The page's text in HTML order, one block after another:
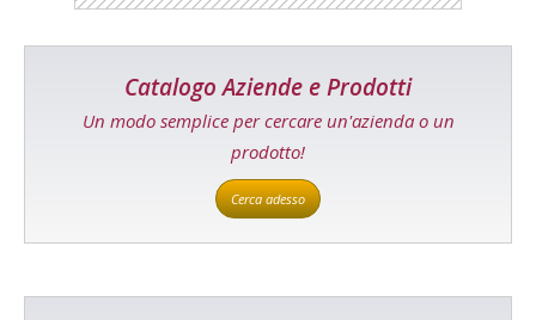
Catalogo Aziende e Prodotti
Un modo semplice per cercare un'azienda o un
prodotto!
Cerca adesso